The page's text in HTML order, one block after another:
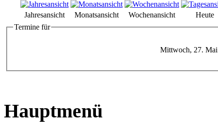
Jahresansicht Monatsansicht Wochenansicht
Heute
Termine für
Mittwoch, 27.
Hauptmenü